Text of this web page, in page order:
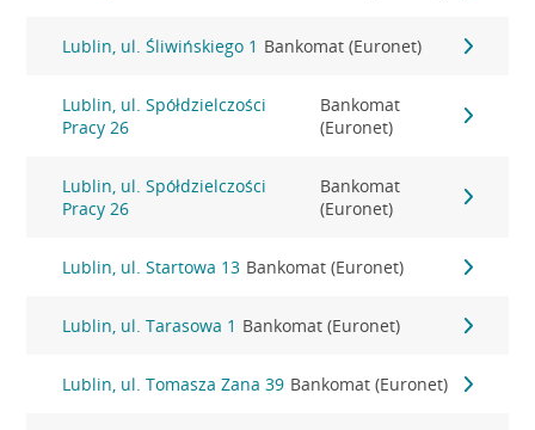
Lublin, ul. Śliwińskiego 1 Bankomat (Euronet)
Lublin, ul. Spółdzielczości
Pracy 26
Bankomat
(Euronet)
Lublin, ul. Spółdzielczości
Pracy 26
Bankomat
(Euronet)
Lublin, ul. Startowa 13 Bankomat (Euronet)
Lublin, ul. Tarasowa 1 Bankomat (Euronet)
Lublin, ul. Tomasza Zana 39 Bankomat (Euronet)